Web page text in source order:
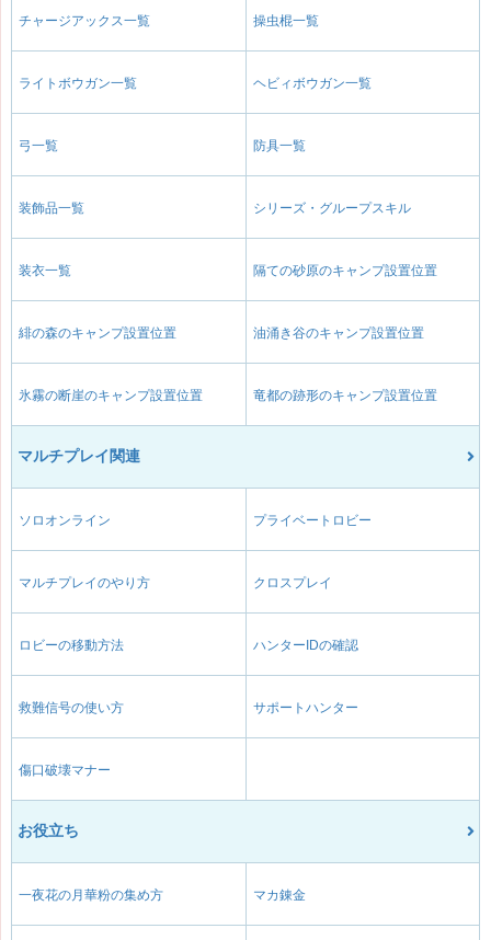
チャージアックス一覧 操虫棍一覧
ライトボウガン一覧 ヘビィボウガン一覧
弓一覧 防具一覧
装飾品一覧 シリーズ・グループスキル
装衣一覧 隔ての砂原のキャンプ設置位置
緋の森のキャンプ設置位置 油涌き谷のキャンプ設置位置
氷霧の断崖のキャンプ設置位置 竜都の跡形のキャンプ設置位置
マルチプレイ関連
ソロオンライン プライベートロビー
マルチプレイのやり方 クロスプレイ
ロビーの移動方法 ハンターIDの確認
救難信号の使い方 サポートハンター
傷口破壊マナー
お役立ち
一夜花の月華粉の集め方 マカ錬金